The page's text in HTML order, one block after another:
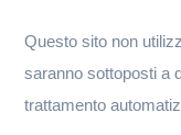
Questo sito non
saranno sottoposti a
trattamento